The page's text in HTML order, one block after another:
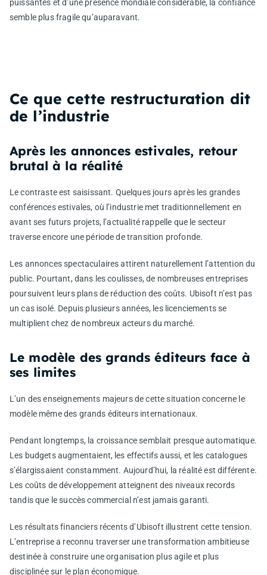
puissantes et d’une présence mondiale considérable, la confiance
semble plus fragile qu’auparavant.
Ce que cette restructuration dit
de l’industrie
Après les annonces estivales, retour
brutal à la réalité
Le contraste est saisissant. Quelques jours après les grandes
conférences estivales, où l’industrie met traditionnellement en
avant ses futurs projets, l’actualité rappelle que le secteur
traverse encore une période de transition profonde.
Les annonces spectaculaires attirent naturellement l’attention du
public. Pourtant, dans les coulisses, de nombreuses entreprises
poursuivent leurs plans de réduction des coûts. Ubisoft n’est pas
un cas isolé. Depuis plusieurs années, les licenciements se
multiplient chez de nombreux acteurs du marché.
Le modèle des grands éditeurs face à
ses limites
L’un des enseignements majeurs de cette situation concerne le
modèle même des grands éditeurs internationaux.
Pendant longtemps, la croissance semblait presque automatique.
Les budgets augmentaient, les effectifs aussi, et les catalogues
s’élargissaient constamment. Aujourd’hui, la réalité est différente.
Les coûts de développement atteignent des niveaux records
tandis que le succès commercial n’est jamais garanti.
Les résultats financiers récents d’Ubisoft illustrent cette tension.
L’entreprise a reconnu traverser une transformation ambitieuse
destinée à construire une organisation plus agile et plus
disciplinée sur le plan économique.